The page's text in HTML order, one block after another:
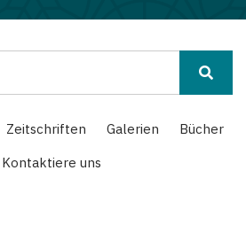
Zeitschriften Galerien
Bücher
Kontaktiere uns